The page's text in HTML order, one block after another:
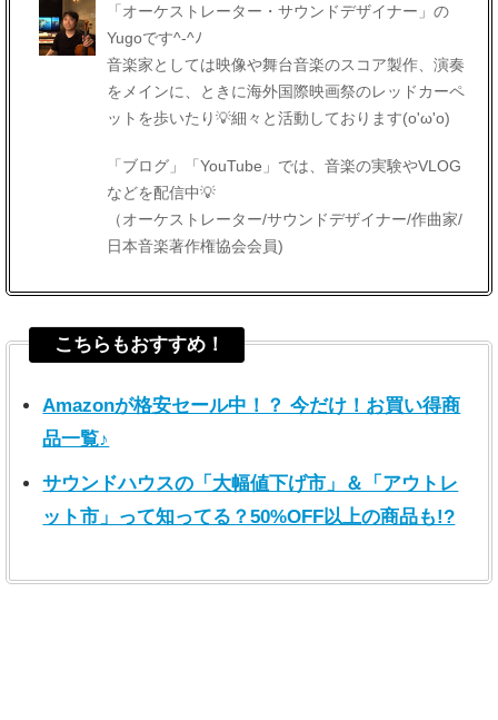
「オーケストレーター・サウンドデザイナー」の
Yugoです^-^ﾉ
音楽家としては映像や舞台音楽のスコア製作、演奏
をメインに、ときに海外国際映画祭のレッドカーペ
ットを歩いたり💡細々と活動しております(o'ω'o)
「ブログ」「YouTube」では、音楽の実験やVLOG
などを配信中💡
（オーケストレーター/サウンドデザイナー/作曲家/
日本音楽著作権協会会員)
こちらもおすすめ！
Amazonが格安セール中！？ 今だけ！お買い得商
品一覧♪
サウンドハウスの「大幅値下げ市」＆「アウトレ
ット市」って知ってる？50%OFF以上の商品も!?